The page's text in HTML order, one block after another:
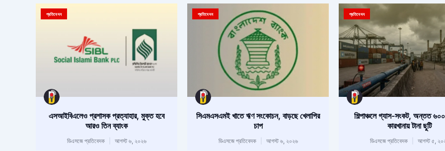
প্রতিবেদন
এসআইবিএলেও প্রশাসক প্রত্যাহার, মুক্ত হবে
আরও তিন ব্যাংক
ডিএসজে প্রতিবেদক আগস্ট ৬, ২০২৬
প্রতিবেদন
সিএমএসএমই খাতে ঋণ সংকোচন, বাড়ছে খেলাপির
চাপ
ডিএসজে প্রতিবেদক আগস্ট ৬, ২০২৬
প্রতিবেদন
শিল্পাঞ্চলে গ্যাস-সংকট, অন্তত
কারখানায় টানা ছুটি
ডিএসজে প্রতিবেদক আগস্ট ৫,